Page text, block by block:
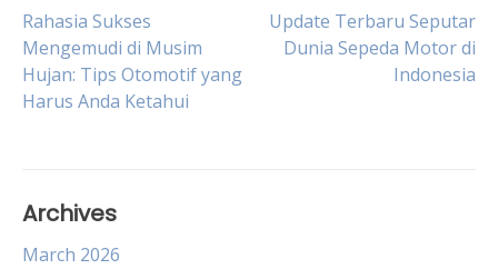
Post
navigation
Rahasia Sukses
Mengemudi di Musim
Hujan: Tips Otomotif yang
Harus Anda Ketahui
Update Terbaru Seputar
Dunia Sepeda Motor di
Indonesia
Archives
March 2026